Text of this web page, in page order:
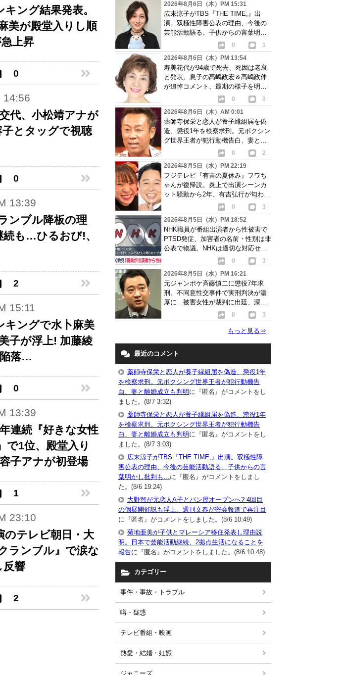
ング結果発表。
美が殿堂入りし順
上昇
0
14:56
代、小松靖アナが
とタッグで視聴
0
13:39
ンブル降板の理
も…ひるおび!、
2
15:11
キングで水卜麻美
子が浮上! 加藤綾
落…
0
13:39
連続『好きな女性
で1位、殿堂入り
子アナが初登場
1
23:10
のテレビ朝日・大
ランブル』で涙な
反響
2
2026年8月6日（木）PM 15:31
広末涼子がTBS『THE TIME,』出
演。双極性障害公表の理由、今後の
芸能活動語る。子供からの言葉明か
0
1
2026年8月6日（木）PM 13:54
寿美花代が94歳で死去、死因は老衰
と発表。息子の髙嶋政宏＆髙嶋政伸
が追悼コメント、最期の様子を明か
0
0
2026年8月6日（木）AM 0:01
薬師寺保栄と恋人が養子縁組届を偽
造、懲役1年を検察求刑。元ボクシン
グ世界王者が犯行動機告白、妻と離
0
2
2026年8月5日（水）PM 22:19
フジテレビ『有吉の夏休み』フワち
ゃんが復帰説。炎上で出演シーンカ
ット騒動から2年、有吉弘行が匂わせ
0
3
2026年8月5日（水）PM 18:52
NHK職員が番組出演者から性被害で
PTSD発症、加害者の名前・性別は非
公表で物議。NHKは適切な対応せず
0
3
2026年8月5日（水）PM 16:21
元ジャンポケ斉藤慎二に懲役7年求
刑。不同意性交事件で実刑判決が濃
厚に…被害女性が裁判に出廷、深刻
0 3
もっと見る⇒
最近のコメント
薬師寺保栄と恋人が養子縁組届を偽造、懲役1年
を検察求刑。元ボクシング世界王者が犯行動機告
白、妻と離婚成立も判明に『匿名』がコメントをし
ました。(8/7 3:32)
薬師寺保栄と恋人が養子縁組届を偽造、懲役1年
を検察求刑。元ボクシング世界王者が犯行動機告
白、妻と離婚成立も判明に『匿名』がコメントをし
ました。(8/7 3:03)
広末涼子がTBS『THE TIME,』出演。双極性障
害公表の理由、今後の芸能活動語る。子供からの言
葉明かし批判も… に『匿名』がコメントをしまし
た。(8/6 19:24)
大野智が元恋人A子とパン屋オープンへ? 4回目
の個展開催説も浮上。週刊文春が密会報道で再注目
に『匿名』がコメントをしました。(8/6 10:49)
菊地亜美が子供とマレーシア移住発表し理由説
明。日本で芸能活動継続、2拠点生活になることを
報告に『匿名』がコメントをしました。(8/6 10:48)
カテゴリー
事件・事故・トラブル
噂・疑惑
テレビ番組・映画
熱愛・結婚・妊娠
ジャニーズ